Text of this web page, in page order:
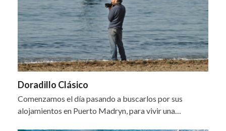
Doradillo Clásico
Comenzamos el día pasando a buscarlos por sus
alojamientos en Puerto Madryn, para vivir una…